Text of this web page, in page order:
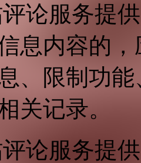
论服务提
息内容的
、限制功
关记录。
论服务提